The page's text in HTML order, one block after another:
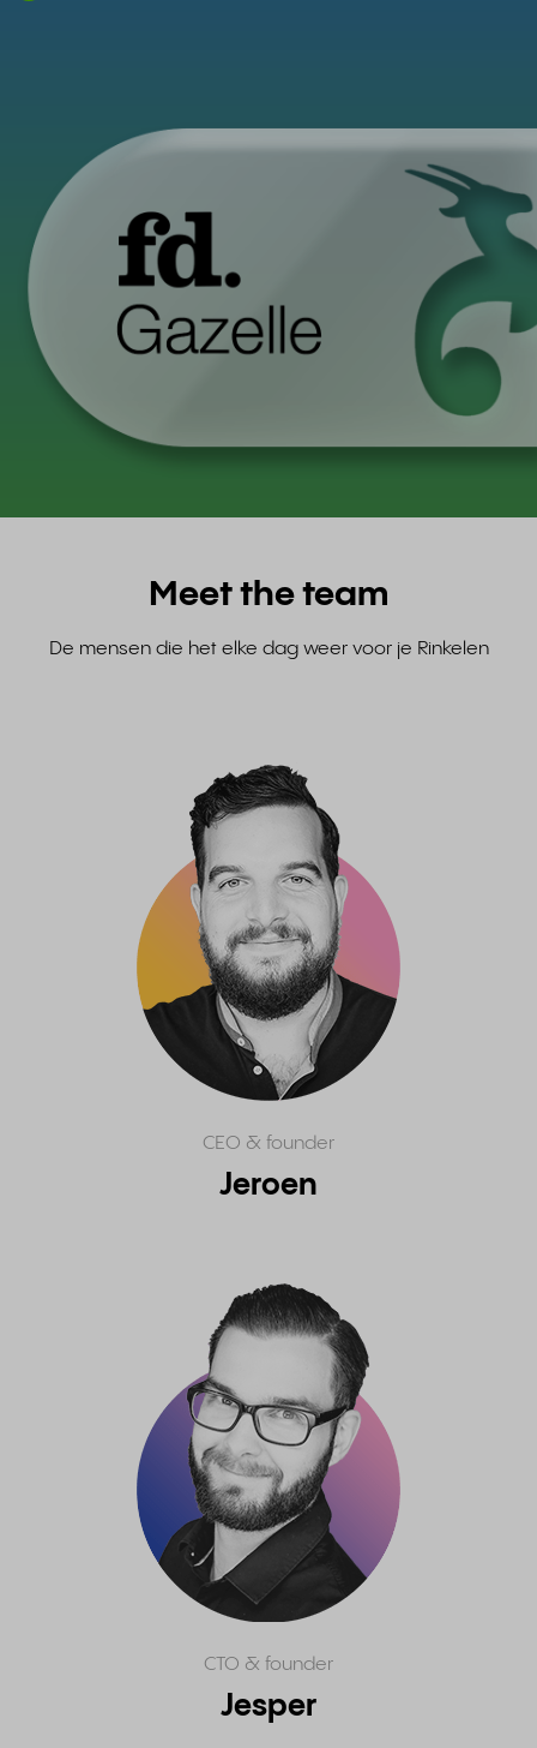
Meet the team
De mensen die het elke dag weer voor je Rinkelen
CEO & founder
Jeroen
CTO & founder
Jesper